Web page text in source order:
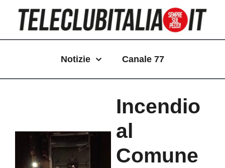
contenuto
Notizie Canale 77
Incendio
al
Comune